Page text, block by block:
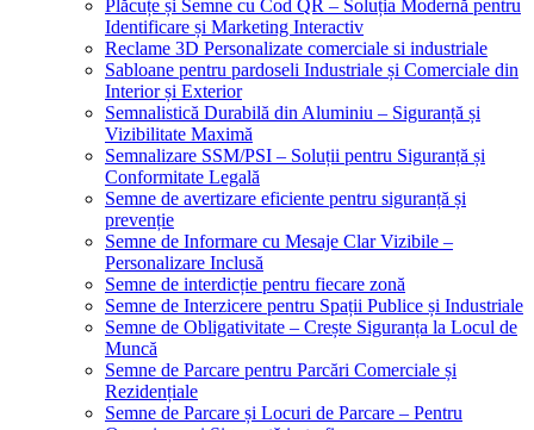
Plăcuțe și Semne cu Cod QR – Soluția Modernă pentru
Identificare și Marketing Interactiv
Reclame 3D Personalizate comerciale si industriale
Sabloane pentru pardoseli Industriale și Comerciale din
Interior și Exterior
Semnalistică Durabilă din Aluminiu – Siguranță și
Vizibilitate Maximă
Semnalizare SSM/PSI – Soluții pentru Siguranță și
Conformitate Legală
Semne de avertizare eficiente pentru siguranță și
prevenție
Semne de Informare cu Mesaje Clar Vizibile –
Personalizare Inclusă
Semne de interdicție pentru fiecare zonă
Semne de Interzicere pentru Spații Publice și Industriale
Semne de Obligativitate – Crește Siguranța la Locul de
Muncă
Semne de Parcare pentru Parcări Comerciale și
Rezidențiale
Semne de Parcare și Locuri de Parcare – Pentru